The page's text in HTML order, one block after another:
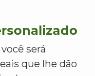
será
que lhe dão